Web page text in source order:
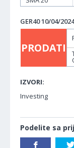
GER40 10/04/
PRODATI
IZVORI:
Investing
Podelite sa